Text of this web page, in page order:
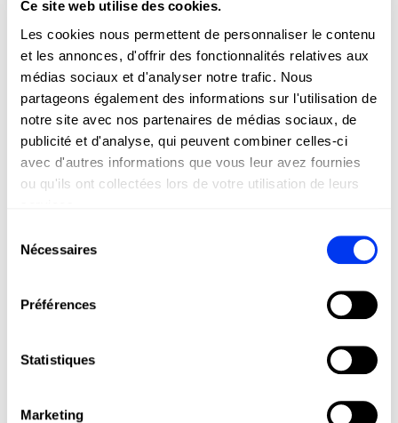
Ce site web utilise des cookies.
Les cookies nous permettent de personnaliser le contenu
et les annonces, d'offrir des fonctionnalités relatives aux
médias sociaux et d'analyser notre trafic. Nous
partageons également des informations sur l'utilisation de
notre site avec nos partenaires de médias sociaux, de
publicité et d'analyse, qui peuvent combiner celles-ci
avec d'autres informations que vous leur avez fournies
ou qu'ils ont collectées lors de votre utilisation de leurs
Nécessaires
Préférences
Statistiques
Marketing
grande nouveauté, nous intégrons à nos raquettes une
corde réglable pour une meilleure prise au niveau du
poignet.